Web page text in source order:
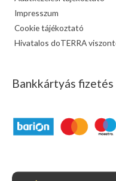
Impresszum
Cookie tájékoztató
Hivatalos doTERRA
Bankkártyás fizetés